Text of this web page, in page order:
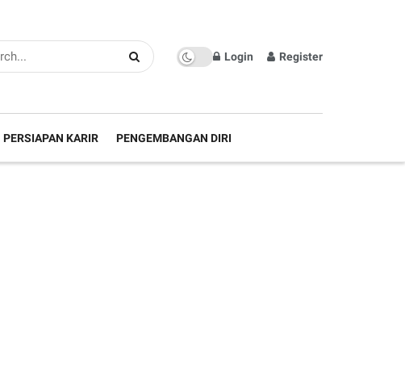
Login Register
PERSIAPAN KARIR PENGEMBANGAN DIRI